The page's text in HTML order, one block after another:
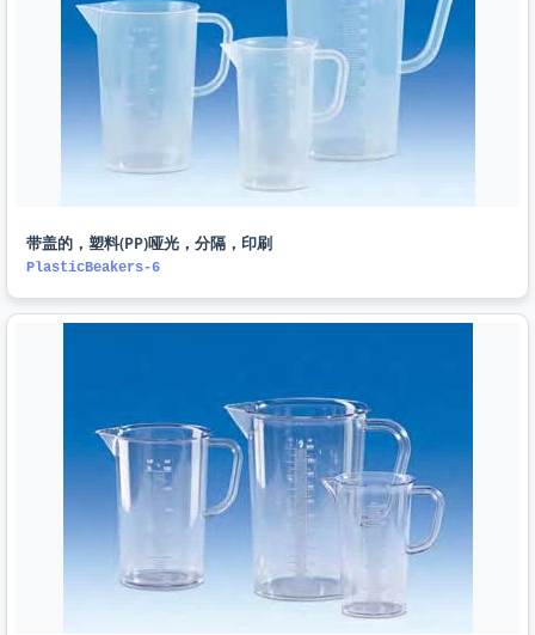
带盖的，塑料(PP)哑光，分隔，印刷
PlasticBeakers-6